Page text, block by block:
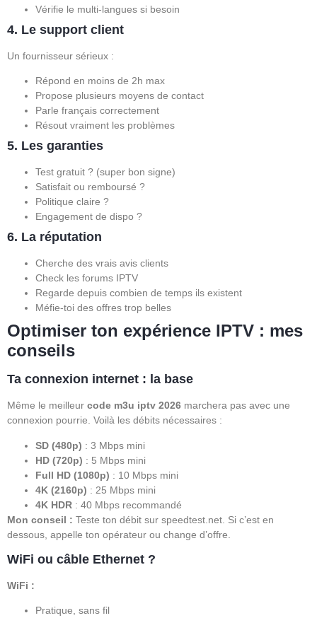
Vérifie le multi-langues si besoin
4. Le support client
Un fournisseur sérieux :
Répond en moins de 2h max
Propose plusieurs moyens de contact
Parle français correctement
Résout vraiment les problèmes
5. Les garanties
Test gratuit ? (super bon signe)
Satisfait ou remboursé ?
Politique claire ?
Engagement de dispo ?
6. La réputation
Cherche des vrais avis clients
Check les forums IPTV
Regarde depuis combien de temps ils existent
Méfie-toi des offres trop belles
Optimiser ton expérience IPTV : mes
conseils
Ta connexion internet : la base
Même le meilleur code m3u iptv 2026 marchera pas avec une
connexion pourrie. Voilà les débits nécessaires :
SD (480p) : 3 Mbps mini
HD (720p) : 5 Mbps mini
Full HD (1080p) : 10 Mbps mini
4K (2160p) : 25 Mbps mini
4K HDR : 40 Mbps recommandé
Mon conseil : Teste ton débit sur speedtest.net. Si c’est en
dessous, appelle ton opérateur ou change d’offre.
WiFi ou câble Ethernet ?
WiFi :
Pratique, sans fil